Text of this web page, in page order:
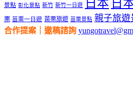
景點 彰化景點 新竹 新竹一日遊 日本 日
栗 苗栗一日遊 苗栗旅遊 苗栗景點 親子旅遊
合作提案｜邀稿諮詢